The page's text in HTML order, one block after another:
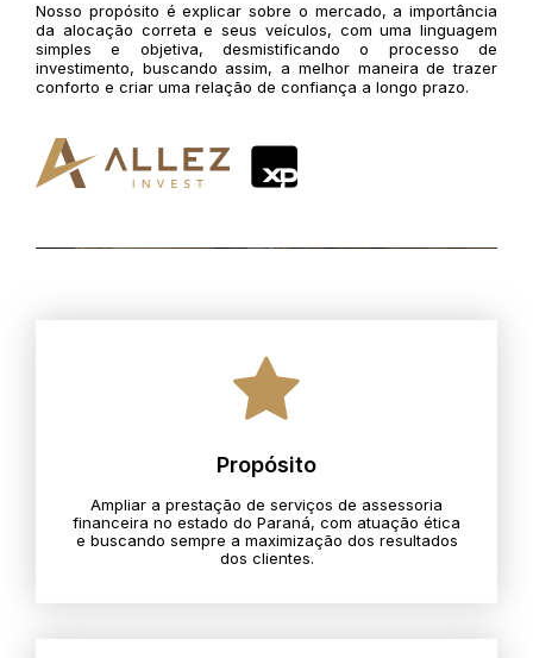
Nosso propósito é explicar sobre o mercado, a importância
da alocação correta e seus veículos, com uma linguagem
simples e objetiva, desmistificando o processo de
investimento, buscando assim, a melhor maneira de trazer
conforto e criar uma relação de confiança a longo prazo.
Propósito
Ampliar a prestação de serviços de assessoria
financeira no estado do Paraná, com atuação ética
e buscando sempre a maximização dos resultados
dos clientes.